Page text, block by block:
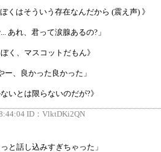
くはそういう存在なんだから (震え声) 》
あれ、君って涙腺あるの?」
く、マスコットだもん》
、良かった良かった」
いとは限らないのだが?》
ID： VlktDKi2QN
と話し込みすぎちゃった」